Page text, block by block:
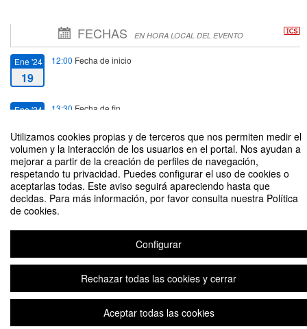
Utilizamos cookies propias y de terceros que nos permiten medir el
volumen y la interacción de los usuarios en el portal. Nos ayudan a
mejorar a partir de la creación de perfiles de navegación,
respetando tu privacidad. Puedes configurar el uso de cookies o
aceptarlas todas. Este aviso seguirá apareciendo hasta que
decidas. Para más información, por favor consulta nuestra Política
de cookies.
Configurar
Rechazar todas las cookies y cerrar
Aceptar todas las cookies
FECHAS EN HORA LOCAL DEL EVENTO
Ene '24
19
12:00 Fecha de inicio
Ene '24 13:30 Fecha de fin
PRESENTACIÓN LIBRO TRIBU DE LA PALABRA, AUTOR THEODORO
ELSSACA
Contacto
Plataforma de organización de eventos Symposium